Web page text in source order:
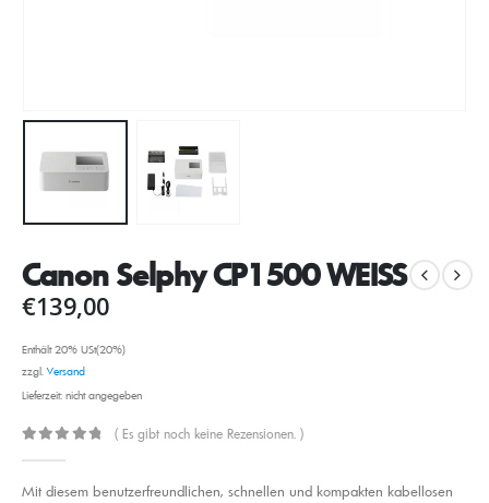
Canon Selphy CP1500 WEISS
€139,00
Enthält 20% USt(20%)
zzgl.Versand
Lieferzeit: nicht angegeben
( Es gibt noch keine Rezensionen. )
Mit diesem benutzerfreundlichen, schnellen und kompakten kabellosen